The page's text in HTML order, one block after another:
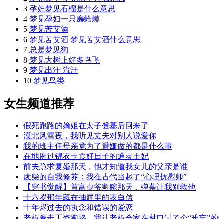
3 孕妇梦见石榴是什么意思
4 梦见孕妇一只癞蛤蟆
5 梦见苦艾酒
6 梦见苦艾酒 梦见苦艾酒什么意思
7 总是梦见狗
8 梦见大树上好多鸟飞
9 梦见出汗 流汗
10 梦见鸟类
女生频道推荐
假死跑路的嫡姐在太子登基后回来了
漠北风雪夜，我听见丈夫对别人说爱你
我的班主任母亲竟为了避嫌做的都是什么事
在地府过锦衣玉食好日子的通灵王妃
前夫跪求复婚那天，他才知道我女儿的父亲是谁
废柴的自我修养：我在古代当起了“心理抚慰师”
【穿书觉醒】首富少爷割腕那天，弹幕让我别救他
十六岁那年藏在抽屉里的表白信
十年烬过去的执念和错误的爱恋